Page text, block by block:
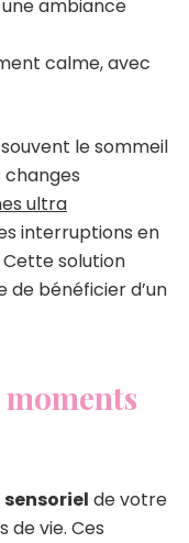
ambiance
calme, avec
le sommeil
ultra
interruptions en
Cette solution
bénéficier d’un
de votre
de vie. Ces